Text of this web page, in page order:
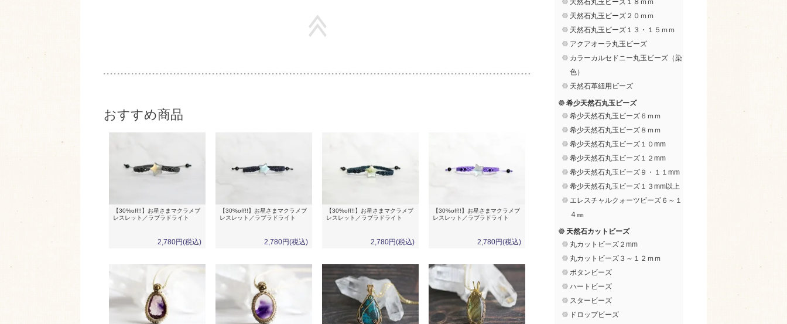
おすすめ商品
【30%off!!】お星さまマクラメブ
レスレット／ラブラドライト
2,780円(税込)
【30%off!!】お星さまマクラメブ
レスレット／ラブラドライト
2,780円(税込)
【30%off!!】お星さまマクラメブ
レスレット／ラブラドライト
2,780円(税込)
【30%off!!】お星さまマクラメブ
レスレット／ラブラドライト
2,780円(税込)
天然石丸玉ビーズ１８ｍｍ
天然石丸玉ビーズ２０ｍｍ
天然石丸玉ビーズ１３・１５ｍｍ
アクアオーラ丸玉ビーズ
カラーカルセドニー丸玉ビーズ（染
色）
天然石革紐用ビーズ
希少天然石丸玉ビーズ
希少天然石丸玉ビーズ６ｍｍ
希少天然石丸玉ビーズ８ｍｍ
希少天然石丸玉ビーズ１０mm
希少天然石丸玉ビーズ１２mm
希少天然石丸玉ビーズ９・１１mm
希少天然石丸玉ビーズ１３mm以上
エレスチャルクォーツビーズ６～１
４㎜
天然石カットビーズ
丸カットビーズ２mm
丸カットビーズ３～１２ｍｍ
ボタンビーズ
ハートビーズ
スタービーズ
ドロップビーズ